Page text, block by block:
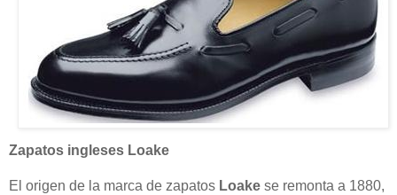
Zapatos ingleses Loake
El origen de la marca de zapatos Loake se remonta a 1880,